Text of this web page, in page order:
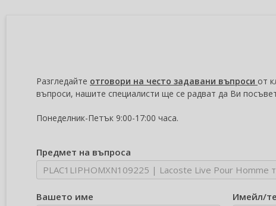
Разгледайте отговори на често задавани въпроси от
въпроси, нашите специалисти ще се радват да Ви
Понеделник-Петък 9:00-17:00 часа.
Предмет на въпроса
Вашето име Имейл/